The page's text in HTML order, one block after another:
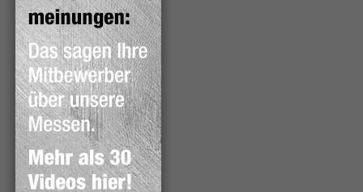
euro messe team schwalme
WICHTIGE VERWEISE
Kontakt
Impressum
Datenschutz
Haftungshinweise
Copyright